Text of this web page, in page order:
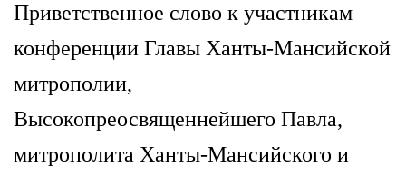
Приветственное слово к участникам
конференции Главы Ханты-Мансийской
митрополии,
Высокопреосвященнейшего Павла,
митрополита Ханты-Мансийского и